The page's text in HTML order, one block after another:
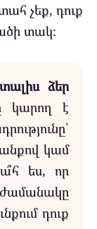
չեք, դուք
տակ։
ձեր
կարող է
կամ
ես, որ
դուք